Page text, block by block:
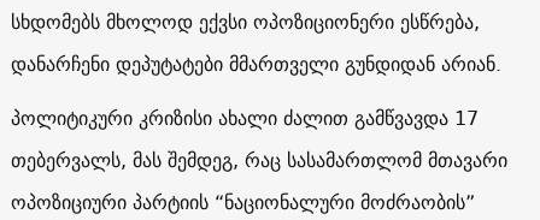
სხდომებს მხოლოდ ექვსი ოპოზიციონერი ესწრება,
დანარჩენი დეპუტატები მმართველი გუნდიდან არიან.
პოლიტიკური კრიზისი ახალი ძალით გამწვავდა 17
თებერვალს, მას შემდეგ, რაც სასამართლომ მთავარი
ოპოზიციური პარტიის “ნაციონალური მოძრაობის”